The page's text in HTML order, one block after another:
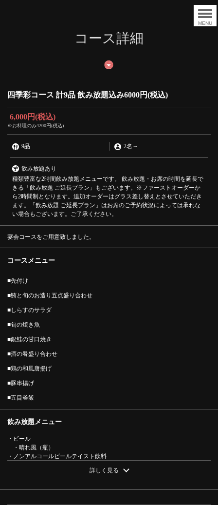
MENU
コース詳細
四季彩コース 計9品 飲み放題込み6000円(税込)
6,000円(税込)
※お料理のみ4200円(税込)
9品 2名 ～
飲み放題あり
種類豊富な2時間飲み放題メニューです。 飲み放題・お席の時間を延長で
きる「飲み放題 ご延長プラン」もございます。※ファーストオーダーか
ら2時間制となります。追加オーダーはグラス差し替えとさせていただき
ます。「飲み放題 ご延長プラン」はお席のご予約状況によっては承れな
い場合もございます。ご了承ください。
宴会コースをご用意致しました。
コースメニュー
■先付け
■鮪と旬のお造り五点盛り合わせ
■しらすのサラダ
■旬の焼き魚
■銀鮭の甘口焼き
■酒の肴盛り合わせ
■鶏の和風唐揚げ
■豚串揚げ
■五目釜飯
飲み放題メニュー
・ビール
・晴れ風（瓶）
・ノンアルコールビールテイスト飲料
・カクテル
詳しく見る
この店舗情報をシェアする